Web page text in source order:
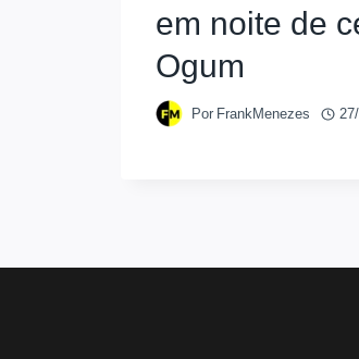
em noite de
Ogum
Por FrankMenezes